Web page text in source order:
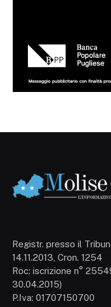
Registr. presso il
14.11.2013, Cron. 1254
Roc: iscrizione n°
30.04.2015)
P.Iva: 01707150700